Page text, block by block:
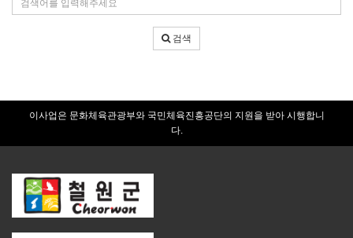
색
어
입
검색
이사업은 문화체육관광부와 국민체육진흥공단의 지원을 받아 시행합니
다.